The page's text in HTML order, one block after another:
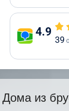
4.9
39
Дома из